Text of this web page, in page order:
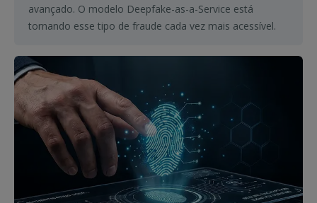
avançado. O modelo Deepfake-as-a-Service está
tornando esse tipo de fraude cada vez mais acessível.